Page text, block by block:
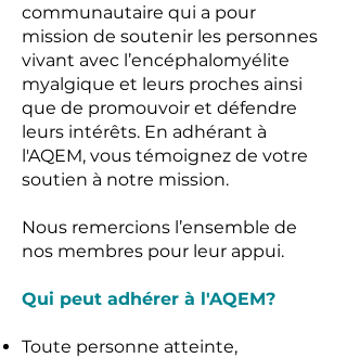
communautaire qui a pour
mission de soutenir les personnes
vivant avec l’encéphalomyélite
myalgique et leurs proches ainsi
que de promouvoir et défendre
leurs intérêts. En adhérant à
l'AQEM, vous témoignez de votre
soutien à notre mission. ​
Nous remercions l’ensemble de
nos membres pour leur appui.
Qui peut adhérer à l'AQEM?
Toute personne atteinte,